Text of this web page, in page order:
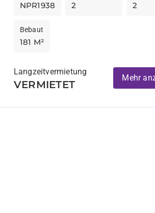
NPR1938
2 2
181 M²
Bebaut
Langzeitvermietung
VERMIETET
Mehr